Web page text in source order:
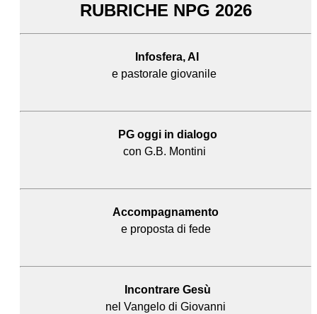
RUBRICHE NPG 2026
Infosfera, AI
e pastorale giovanile
PG oggi in dialogo
con G.B. Montini
Accompagnamento
e proposta di fede
Incontrare Gesù
nel Vangelo di Giovanni